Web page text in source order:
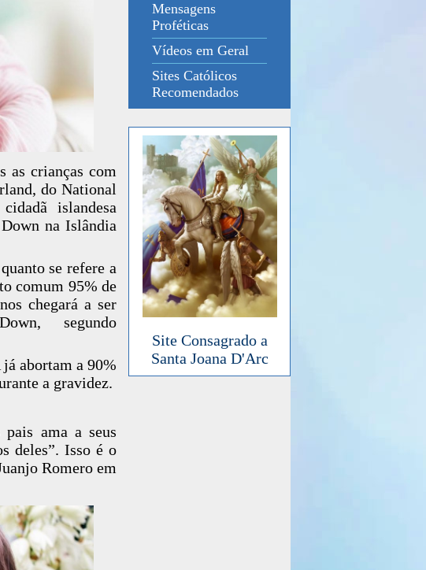
as crianças com
do National
islandesa
na Islândia
se refere a
comum 95% de
chegará a ser
segundo
abortam a 90%
a gravidez.
ama a seus
deles”. Isso é o
Romero em
Mensagens
Proféticas
Vídeos em Geral
Sites Católicos
Recomendados
Site Consagrado a
Santa Joana D'Arc